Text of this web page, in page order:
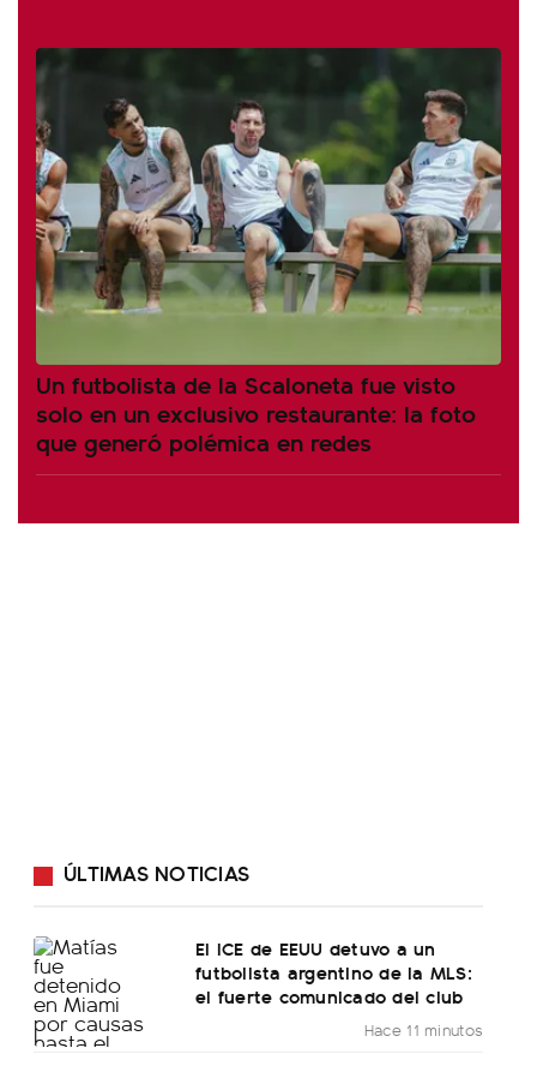
Un futbolista de la Scaloneta fue visto
solo en un exclusivo restaurante: la foto
que generó polémica en redes
ÚLTIMAS NOTICIAS
El ICE de EEUU detuvo a un
futbolista argentino de la MLS:
el fuerte comunicado del club
Hace 11 minutos